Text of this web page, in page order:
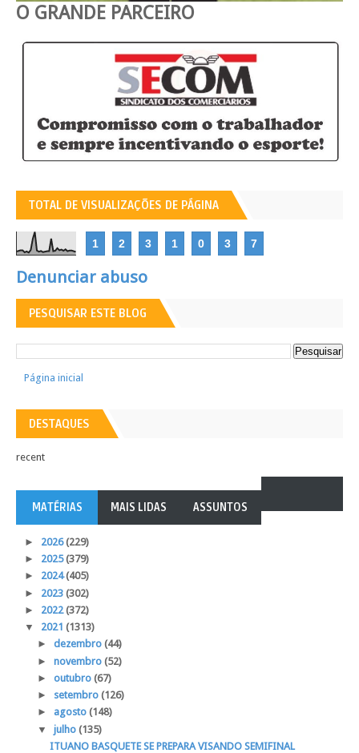
O GRANDE PARCEIRO
TOTAL DE VISUALIZAÇÕES DE PÁGINA
1 2 3 1 0 3 7
Denunciar abuso
PESQUISAR ESTE BLOG
Página inicial
DESTAQUES
recent
MATÉRIAS MAIS LIDAS ASSUNTOS
► 2026(229)
► 2025(379)
► 2024(405)
► 2023 (302)
► 2022(372)
▼ 2021 (1313)
► dezembro (44)
► novembro (52)
► outubro (67)
► setembro (126)
► agosto (148)
▼ julho (135)
ITUANO BASQUETE SE PREPARA VISANDO SEMIFINAL